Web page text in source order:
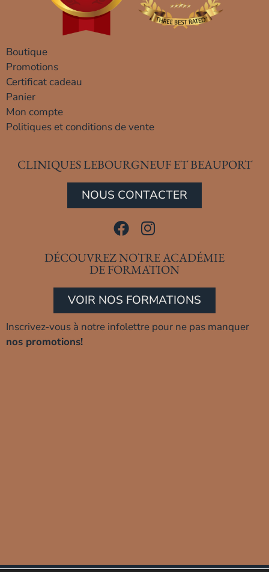
Boutique
Promotions
Certificat cadeau
Panier
Mon compte
Politiques et conditions de vente
CLINIQUES LEBOURGNEUF ET BEAUPORT
NOUS CONTACTER
DÉCOUVREZ NOTRE ACADÉMIE
DE FORMATION
VOIR NOS FORMATIONS
Inscrivez-vous à notre infolettre pour ne pas manquer
nos promotions!